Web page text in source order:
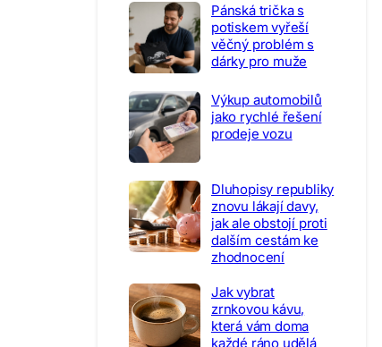
Pánská trička s
potiskem vyřeší
věčný problém s
dárky pro muže
Výkup automobilů
jako rychlé řešení
prodeje vozu
Dluhopisy republiky
znovu lákají davy,
jak ale obstojí proti
dalším cestám ke
zhodnocení
Jak vybrat
zrnkovou kávu,
která vám doma
každé ráno udělá